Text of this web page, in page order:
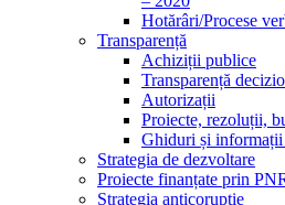
Hotărâri/Procese
Transparență
Achiziții publice
Transparență
Autorizații
Proiecte, rezoluții,
Ghiduri și
Strategia de dezvoltare
Proiecte finanțate prin
Strategia anticorupție